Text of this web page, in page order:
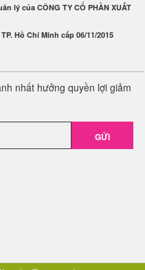
lý của CÔNG TY CỔ PHẦN XUẤT
Hồ Chí Minh cấp 06/11/2015
nhất hưởng quyền lợi giảm
GỬI